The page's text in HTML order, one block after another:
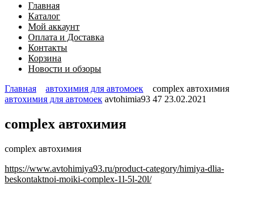
Главная
Каталог
Мой аккаунт
Оплата и Доставка
Контакты
Корзина
Новости и обзоры
Главная
автохимия для автомоек
complex автохимия
автохимия для автомоек avtohimia93 47 23.02.2021
complex автохимия
complex автохимия
https://www.avtohimiya93.ru/product-category/himiya-dlia-
beskontaktnoi-moiki-complex-1l-5l-20l/